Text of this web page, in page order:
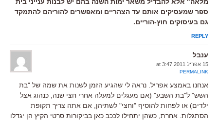
ספר שמעסיקים אותם עד הצהריים ומאפשרים להוריהם להתמקד
גם בעיסוקים חוץ-הוריים.
REPLY
ענבל
15 אפריל 2011 at 3:47
PERMALINK
אנחנו באמצע אפריל. נראה לי שהגיע הזמן לשנות את שמה של "בת
השש" ל"בת השבע" (אם מעגלים למעלה אחרי חצי שנה, כנהוג אצל
ילדים) או לפחות להוסיף "וחצי" לשתיהן, אם אתה צריך תקופת
הסתגלות. אחרת, כשהן יתחילו לככב כאן בביקורות סרטי הקיץ הן יגדלו